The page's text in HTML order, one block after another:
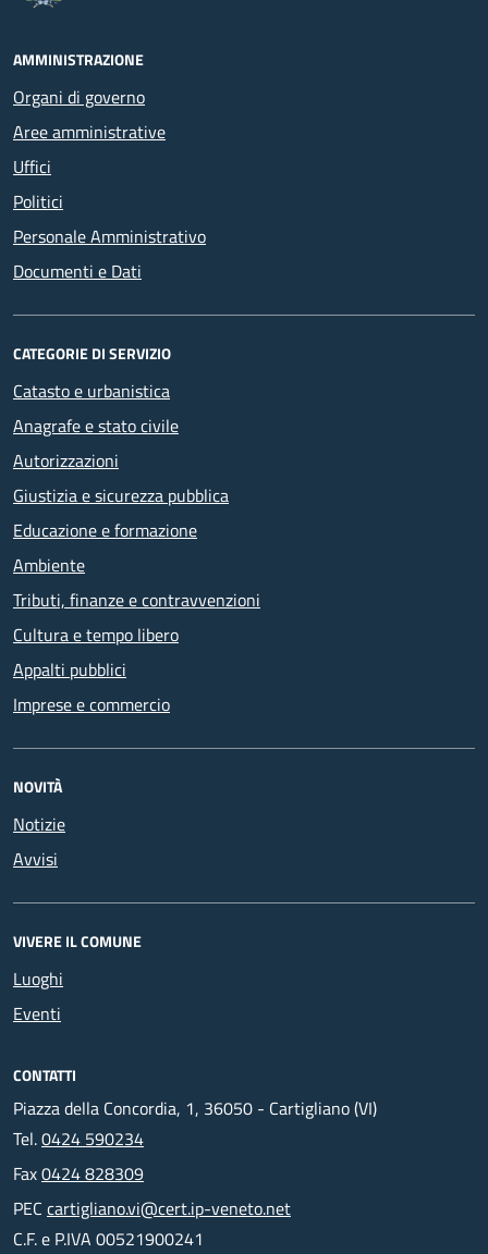
AMMINISTRAZIONE
Organi di governo
Aree amministrative
Uffici
Politici
Personale Amministrativo
Documenti e Dati
CATEGORIE DI SERVIZIO
Catasto e urbanistica
Anagrafe e stato civile
Autorizzazioni
Giustizia e sicurezza pubblica
Educazione e formazione
Ambiente
Tributi, finanze e contravvenzioni
Cultura e tempo libero
Appalti pubblici
Imprese e commercio
NOVITÀ
Notizie
Avvisi
VIVERE IL COMUNE
Luoghi
Eventi
CONTATTI
Piazza della Concordia, 1, 36050 - Cartigliano (VI)
Tel.0424 590234
Fax0424 828309
PEC cartigliano.vi@cert.ip-veneto.net
C.F. e P.IVA 00521900241